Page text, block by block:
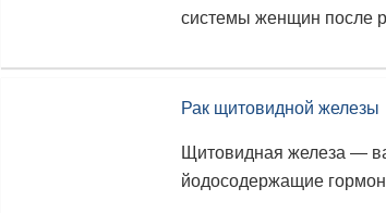
системы женщин после
Рак щитовидной железы
Щитовидная железа —
йодосодержащие